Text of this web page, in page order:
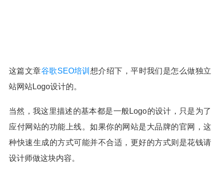
这篇文章谷歌SEO培训 想介绍下，平时我们是怎么做独立
站网站Logo设计的。
当然，我这里描述的基本都是一般Logo的设计，只是为了
应付网站的功能上线。如果你的网站是大品牌的官网，这
种快速生成的方式可能并不合适，更好的方式则是花钱请
设计师做这块内容。